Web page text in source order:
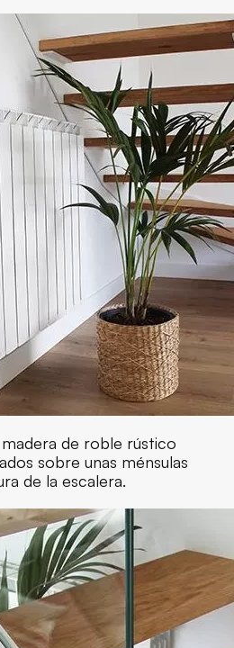
de roble rústico
sobre unas ménsulas
de la escalera.